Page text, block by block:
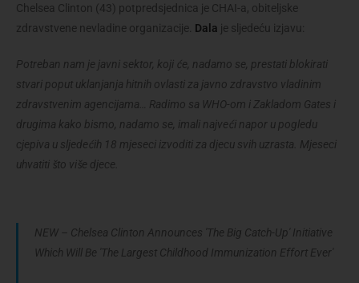
Chelsea Clinton (43) potpredsjednica je CHAI-a, obiteljske
zdravstvene nevladine organizacije. Dala je sljedeću izjavu:
Potreban nam je javni sektor, koji će, nadamo se, prestati blokirati
stvari poput uklanjanja hitnih ovlasti za javno zdravstvo vladinim
zdravstvenim agencijama… Radimo sa WHO-om i Zakladom Gates i
drugima kako bismo, nadamo se, imali najveći napor u pogledu
cjepiva u sljedećih 18 mjeseci izvoditi za djecu svih uzrasta. Mjeseci
uhvatiti što više djece.
NEW – Chelsea Clinton Announces 'The Big Catch-Up' Initiative
Which Will Be 'The Largest Childhood Immunization Effort Ever'